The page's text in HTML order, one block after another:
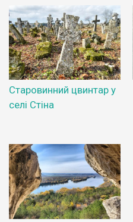
Старовинний цвинтар у
селі Стіна